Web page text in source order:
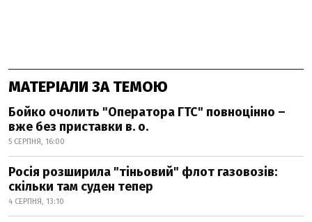
МАТЕРІАЛИ ЗА ТЕМОЮ
Бойко очолить "Оператора ГТС" повноцінно –
вже без приставки в. о.
5 СЕРПНЯ, 16:00
Росія розширила "тіньовий" флот газовозів:
скільки там суден тепер
4 СЕРПНЯ, 13:10